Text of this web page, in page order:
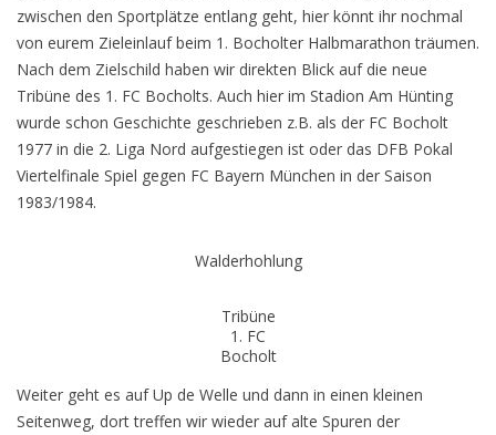
zwischen den Sportplätze entlang geht, hier könnt ihr nochmal
von eurem Zieleinlauf beim 1. Bocholter Halbmarathon träumen.
Nach dem Zielschild haben wir direkten Blick auf die neue
Tribüne des 1. FC Bocholts. Auch hier im Stadion Am Hünting
wurde schon Geschichte geschrieben z.B. als der FC Bocholt
1977 in die 2. Liga Nord aufgestiegen ist oder das DFB Pokal
Viertelfinale Spiel gegen FC Bayern München in der Saison
1983/1984.
Walderhohlung
Tribüne
1. FC
Bocholt
Weiter geht es auf Up de Welle und dann in einen kleinen
Seitenweg, dort treffen wir wieder auf alte Spuren der